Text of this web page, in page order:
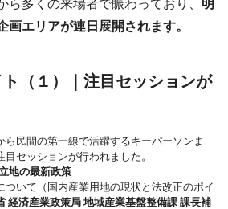
画エリアが連日展開されます。
（１）｜注目セッションが
民間の第一線で活躍するキーパーソンま
セッションが行われました。
地の最新政策
ついて（国内産業用地の現状と法改正のポイ
経済産業政策局 地域産業基盤整備課 課長補